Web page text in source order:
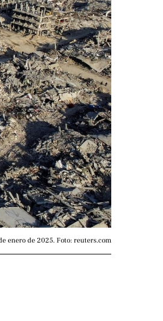
enero de 2025. Foto: reuters.com